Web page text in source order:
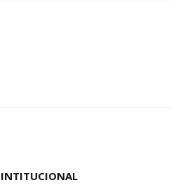
INTITUCIONAL